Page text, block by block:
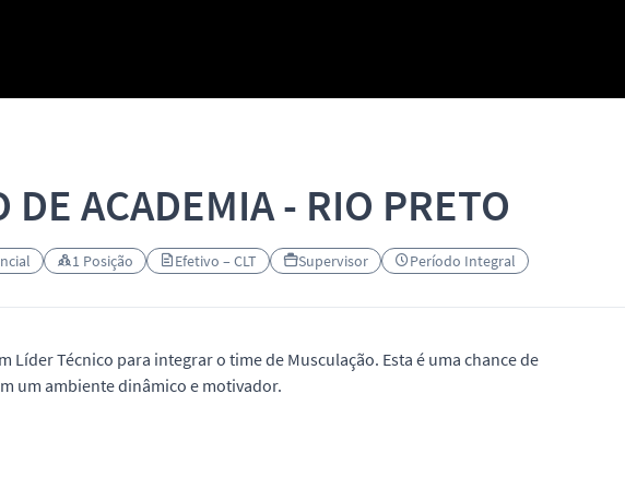
DE ACADEMIA - RIO PRETO
1 Posição Efetivo – CLT Supervisor Período Integral
Líder Técnico para integrar o time de Musculação. Esta é uma chance de
um ambiente dinâmico e motivador.